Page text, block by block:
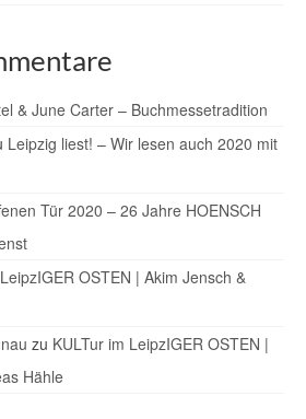
& June Carter – Buchmessetradition
Leipzig liest! – Wir lesen auch 2020 mit
Tür 2020 – 26 Jahre HOENSCH
OSTEN | Akim Jensch &
zu KULTur im LeipzIGER OSTEN |
Hähle